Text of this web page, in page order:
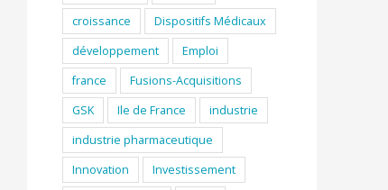
croissance
Dispositifs Médicaux
développement
Emploi
france
Fusions-Acquisitions
GSK
Ile de France
industrie
industrie pharmaceutique
Innovation
Investissement